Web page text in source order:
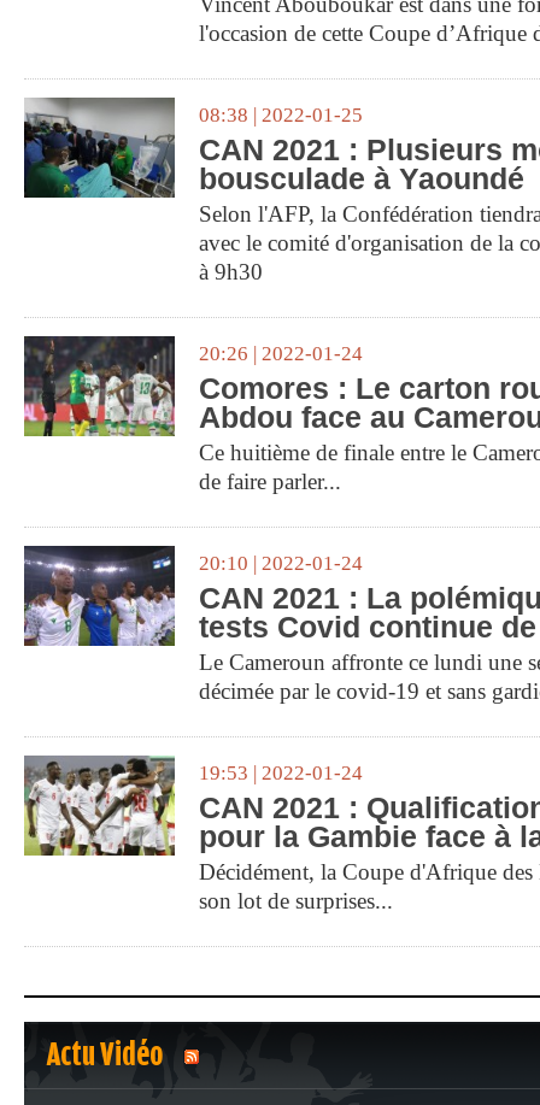
l'occasion de cette Coupe d’Afrique
08:38 | 2022-01-25
CAN 2021 : Plusieurs
bousculade à Yaoundé
Selon l'AFP, la Confédération
avec le comité d'organisation de la
à 9h30
20:26 | 2022-01-24
Comores : Le carton
Abdou face au
Ce huitième de finale entre le
de faire parler...
20:10 | 2022-01-24
CAN 2021 : La
tests Covid continue
Le Cameroun affronte ce lundi une
décimée par le covid-19 et sans
19:53 | 2022-01-24
CAN 2021 :
pour la Gambie face à
Décidément, la Coupe d'Afrique des
son lot de surprises...
Actu Vidéo
1 2